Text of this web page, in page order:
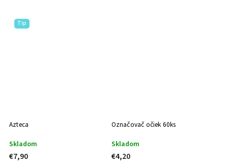
Tip
Azteca
Skladom
€7,90
Označovač očiek 60ks
Skladom
€4,20